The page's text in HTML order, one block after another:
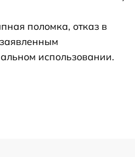
поломка, отказ в
использовании.